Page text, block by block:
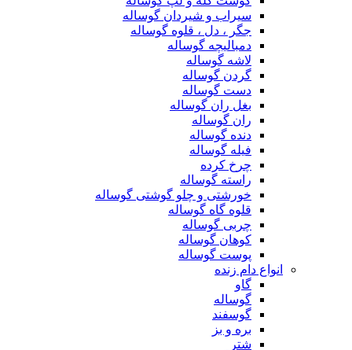
سیراب و شیردان گوساله
جگر ، دل ، قلوه گوساله
دمبالیچه گوساله
لاشه گوساله
گردن گوساله
دست گوساله
بغل ران گوساله
ران گوساله
دنده گوساله
فیله گوساله
چرخ کرده
راسته گوساله
خورشتی و چلو گوشتی گوساله
قلوه گاه گوساله
چربی گوساله
کوهان گوساله
پوست گوساله
انواع دام زنده
گاو
گوساله
گوسفند
بره و بز
شتر